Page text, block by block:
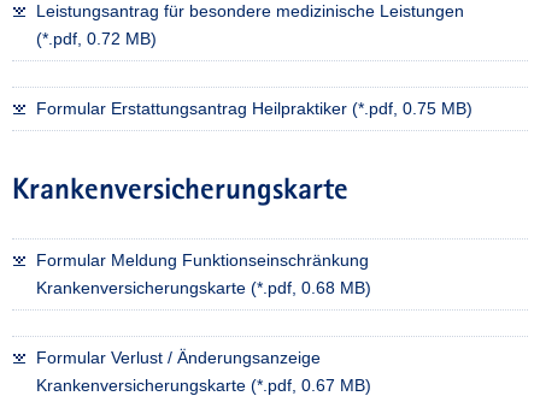
Leistungsantrag für besondere medizinische Leistungen
(*.pdf, 0.72 MB)
Formular Erstattungsantrag Heilpraktiker (*.pdf, 0.75 MB)
Krankenversicherungskarte
Formular Meldung Funktionseinschränkung
Krankenversicherungskarte (*.pdf, 0.68 MB)
Formular Verlust / Änderungsanzeige
Krankenversicherungskarte (*.pdf, 0.67 MB)